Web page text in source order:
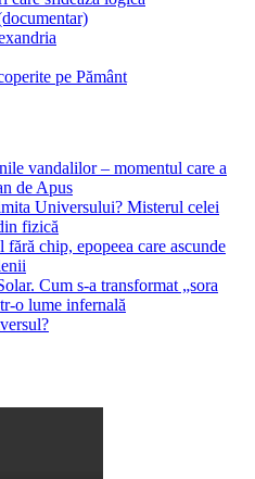
pe Pământ
vandalilor – momentul care a
de Apus
Universului? Misterul celei
fizică
chip, epopeea care ascunde
Cum s-a transformat „sora
o lume infernală